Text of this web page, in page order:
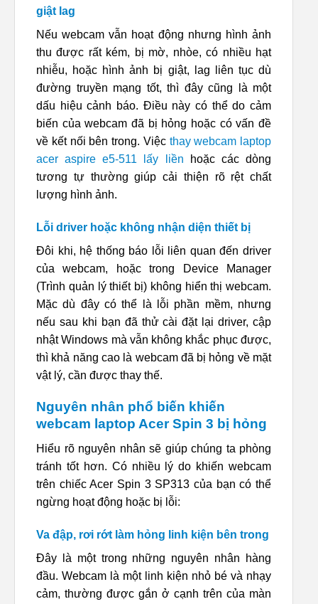
giật lag
Nếu webcam vẫn hoạt động nhưng hình ảnh
thu được rất kém, bị mờ, nhòe, có nhiều hạt
nhiễu, hoặc hình ảnh bị giật, lag liên tục dù
đường truyền mạng tốt, thì đây cũng là một
dấu hiệu cảnh báo. Điều này có thể do cảm
biến của webcam đã bị hỏng hoặc có vấn đề
về kết nối bên trong. Việc thay webcam laptop
acer aspire e5-511 lấy liền hoặc các dòng
tương tự thường giúp cải thiện rõ rệt chất
lượng hình ảnh.
Lỗi driver hoặc không nhận diện thiết bị
Đôi khi, hệ thống báo lỗi liên quan đến driver
của webcam, hoặc trong Device Manager
(Trình quản lý thiết bị) không hiển thị webcam.
Mặc dù đây có thể là lỗi phần mềm, nhưng
nếu sau khi bạn đã thử cài đặt lại driver, cập
nhật Windows mà vẫn không khắc phục được,
thì khả năng cao là webcam đã bị hỏng về mặt
vật lý, cần được thay thế.
Nguyên nhân phổ biến khiến
webcam laptop Acer Spin 3 bị hỏng
Hiểu rõ nguyên nhân sẽ giúp chúng ta phòng
tránh tốt hơn. Có nhiều lý do khiến webcam
trên chiếc Acer Spin 3 SP313 của bạn có thể
ngừng hoạt động hoặc bị lỗi:
Va đập, rơi rớt làm hỏng linh kiện bên trong
Đây là một trong những nguyên nhân hàng
đầu. Webcam là một linh kiện nhỏ bé và nhạy
cảm, thường được gắn ở cạnh trên của màn